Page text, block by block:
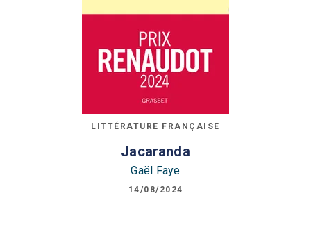
LITTÉRATURE FRANÇAISE
Jacaranda
Gaël Faye
14/08/2024